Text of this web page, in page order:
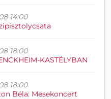
14:00
18:00
KASTÉLYBAN
18:00
Béla: Mesekoncert